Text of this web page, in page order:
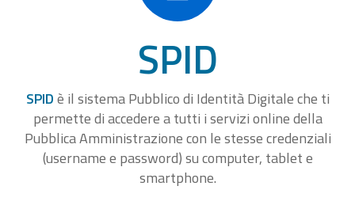
SPID
SPIDè il sistema Pubblico di Identità Digitale che ti
permette di accedere a tutti i servizi online della
Pubblica Amministrazione con le stesse credenziali
(username e password) su computer, tablet e
smartphone.